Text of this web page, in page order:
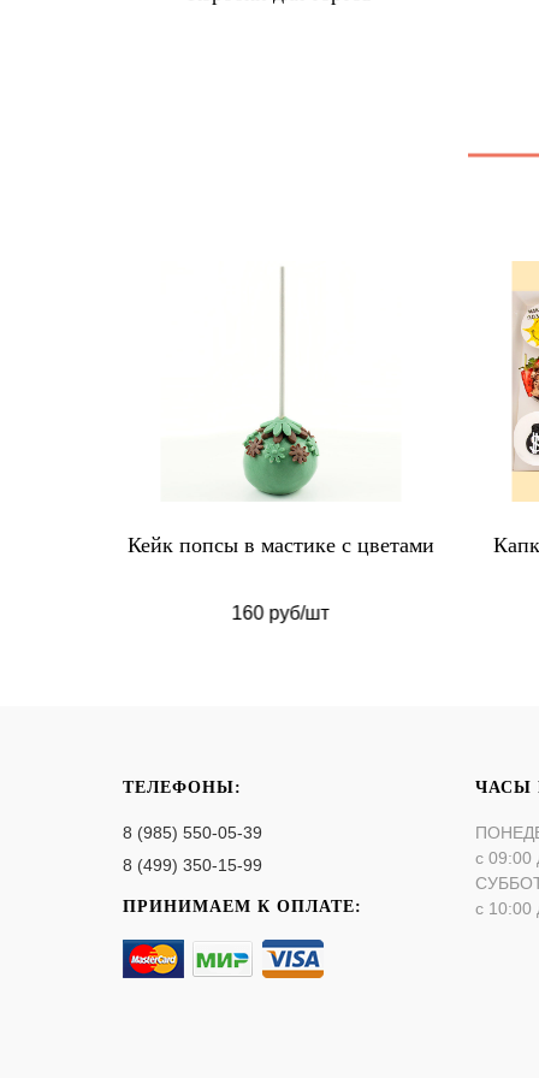
Кейк попсы в мастике с цветами
160 руб/шт
ТЕЛЕФОНЫ:
8 (985) 550-05-39
8 (499) 350-15-99
ПРИНИМАЕМ К ОПЛАТЕ:
ЧАСЫ
с 09:00
с 10:00